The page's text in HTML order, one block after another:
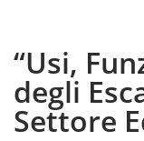
“Usi,
degli
Settore